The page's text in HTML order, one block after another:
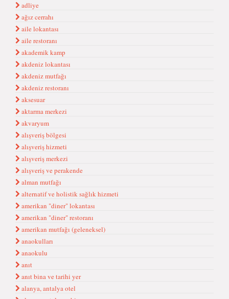
adliye
ağız cerrahı
aile lokantası
aile restoranı
akademik kamp
akdeniz lokantası
akdeniz mutfağı
akdeniz restoranı
aksesuar
aktarma merkezi
akvaryum
alışveriş bölgesi
alışveriş hizmeti
alışveriş merkezi
alışveriş ve perakende
alman mutfağı
alternatif ve holistik sağlık hizmeti
amerikan "diner" lokantası
amerikan "diner" restoranı
amerikan mutfağı (geleneksel)
anaokulları
anaokulu
anıt
anıt bina ve tarihi yer
alanya, antalya otel